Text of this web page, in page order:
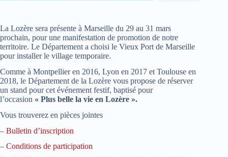
La Lozère sera présente à Marseille du 29 au 31 mars
prochain, pour une manifestation de promotion de notre
territoire. Le Département a choisi le Vieux Port de Marseille
pour installer le village temporaire.
Comme à Montpellier en 2016, Lyon en 2017 et Toulouse en
2018, le Département de la Lozère vous propose de réserver
un stand pour cet événement festif, baptisé pour
l’occasion « Plus belle la vie en Lozère ».
Vous trouverez en pièces jointes
– Bulletin d’inscription
– Conditions de participation